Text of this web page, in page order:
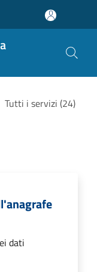
Tutti i servizi (24)
dati